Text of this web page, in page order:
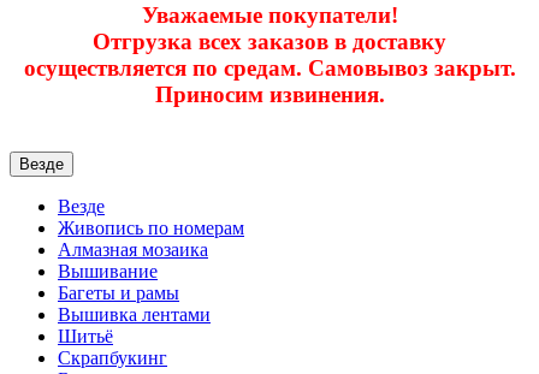
Уважаемые покупатели!
Отгрузка всех заказов в доставку
осуществляется по средам. Самовывоз закрыт.
Приносим извинения.
Везде
Везде
Живопись по номерам
Алмазная мозаика
Вышивание
Багеты и рамы
Вышивка лентами
Шитьё
Скрапбукинг